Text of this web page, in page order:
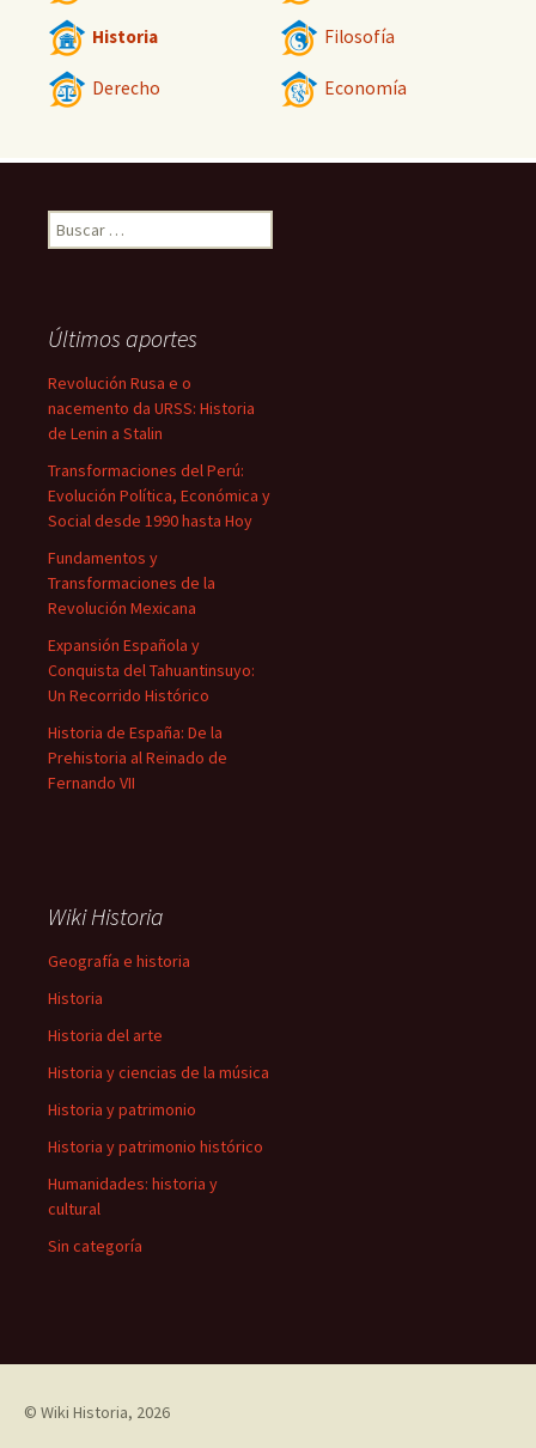
Historia Filosofía
Derecho Economía
Buscar:
Últimos aportes
Revolución Rusa e o
nacemento da URSS: Historia
de Lenin a Stalin
Transformaciones del Perú:
Evolución Política, Económica y
Social desde 1990 hasta Hoy
Fundamentos y
Transformaciones de la
Revolución Mexicana
Expansión Española y
Conquista del Tahuantinsuyo:
Un Recorrido Histórico
Historia de España: De la
Prehistoria al Reinado de
Fernando VII
Wiki Historia
Geografía e historia
Historia
Historia del arte
Historia y ciencias de la música
Historia y patrimonio
Historia y patrimonio histórico
Humanidades: historia y
cultural
Sin categoría
© Wiki Historia, 2026